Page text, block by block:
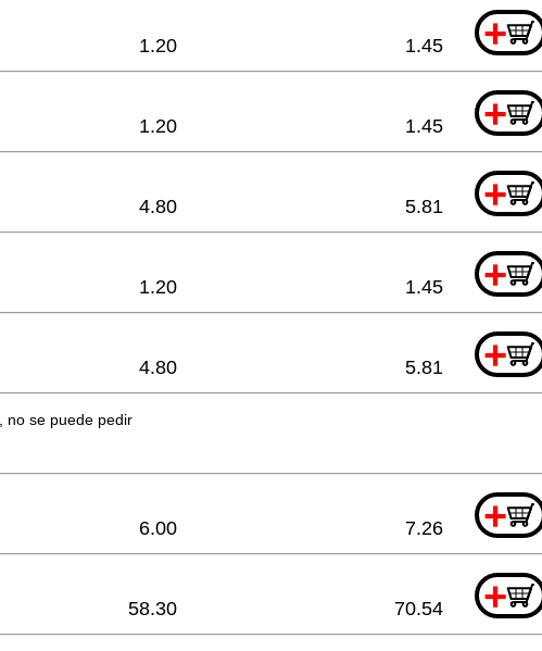
+
1.20 1.45
+
1.20 1.45
+
4.80 5.81
+
1.20 1.45
+
4.80 5.81
no se puede pedir
+
6.00 7.26
+
58.30 70.54